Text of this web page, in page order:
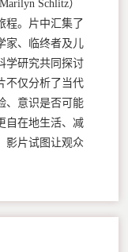
Schlitz）
程。片中汇集了
家、临终者及儿
学研究共同探讨
不仅分析了当代
、意识是否可能
自在地生活、减
影片试图让观众